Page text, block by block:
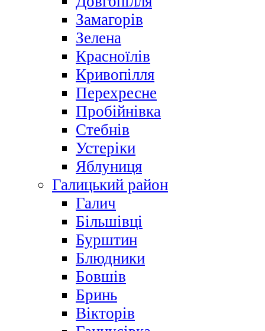
Замагорів
Зелена
Красноїлів
Кривопілля
Перехресне
Пробійнівка
Стебнів
Устеріки
Яблуниця
Галицький район
Галич
Більшівці
Бурштин
Блюдники
Бовшів
Бринь
Вікторів